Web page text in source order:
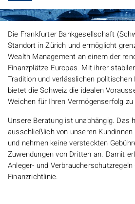
Die Frankfurter Bankgesellschaft
Standort in Zürich und ermöglicht
Wealth Management an einem der
Finanzplätze Europas. Mit ihrer
Tradition und verlässlichen politischen
bietet die Schweiz die idealen
Weichen für Ihren Vermögenserfolg
Unsere Beratung ist unabhängig. Das
ausschließlich von unseren
und nehmen keine versteckten
Zuwendungen von Dritten an. Damit
Anleger- und
Finanzrichtlinie.